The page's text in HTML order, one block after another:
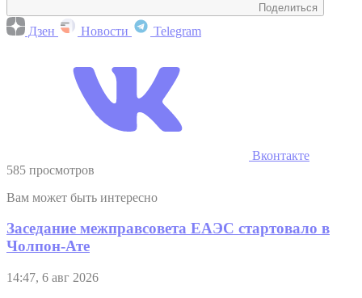
Поделиться
Дзен Новости Telegram
Вконтакте
585 просмотров
Вам может быть интересно
Заседание межправсовета ЕАЭС стартовало в
Чолпон-Ате
14:47, 6 авг 2026